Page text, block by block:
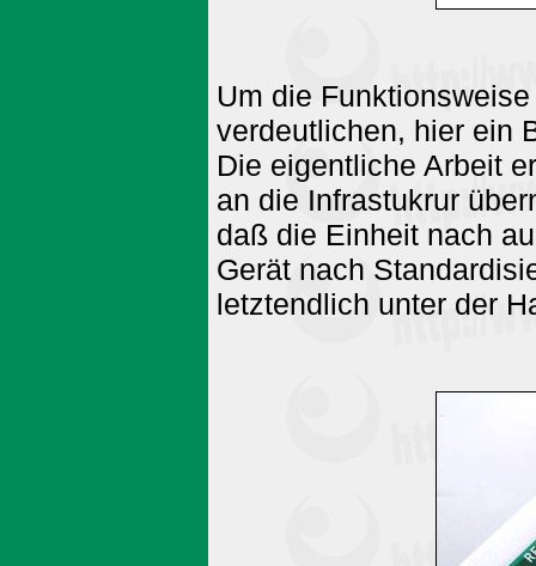
Um die
verdeutlichen, hier ein
Die eigentliche Arbeit
an die Infrastukrur
daß die Einheit nach
Gerät nach
letztendlich unter der